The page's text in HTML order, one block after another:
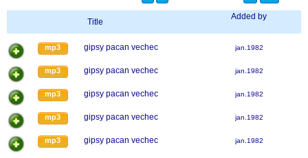
Title
Added by
mp3 gipsy pacan vechec jan.1982
mp3 gipsy pacan vechec jan.1982
mp3 gipsy pacan vechec jan.1982
mp3 gipsy pacan vechec jan.1982
mp3 gipsy pacan vechec jan.1982